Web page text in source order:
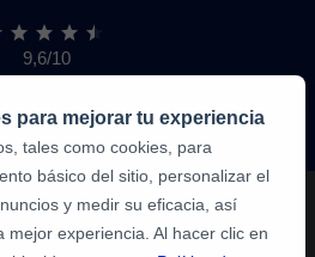
9,6/10
1.339.284
de
alumnos
para mejorar tu experiencia
tales como cookies, para
básico del sitio, personalizar el
y medir su eficacia, así
experiencia. Al hacer clic en